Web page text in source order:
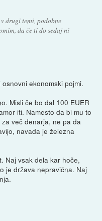
drugi temi, podobne
da če ti do sedaj ni
ekonomski pojmi.
Misli če bo dal 100 EUER
iti. Namesto da bi mu to
več denarja, ne pa da
navada je železna
Naj vsak dela kar hoče,
je država nepravična. Naj